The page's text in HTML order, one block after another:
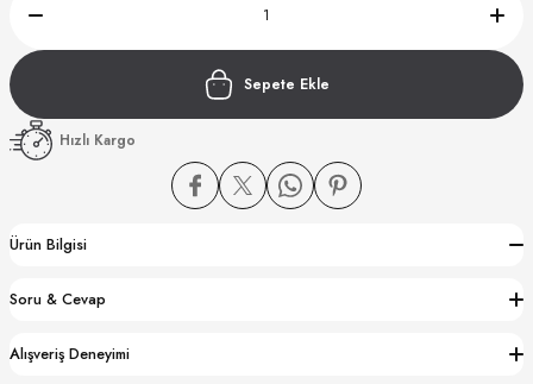
Sepete Ekle
Hızlı Kargo
Ürün Bilgisi
Soru & Cevap
Alışveriş Deneyimi